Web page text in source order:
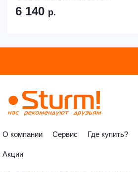
6 140 р.
О компании Сервис Где купить?
Акции